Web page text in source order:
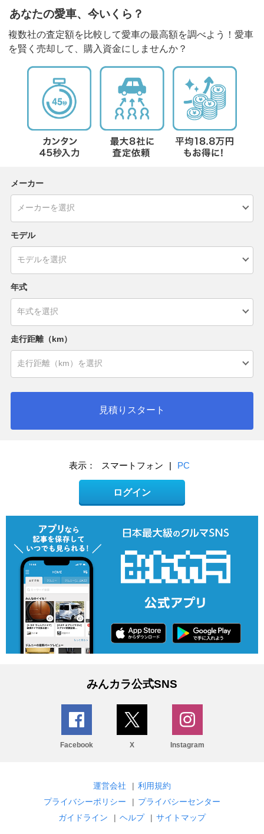
あなたの愛車、今いくら？
複数社の査定額を比較して愛車の最高額を調べよう！愛車
を賢く売却して、購入資金にしませんか？
メーカー
モデル
年式
走行距離（km）
見積りスタート
表示： スマートフォン | PC
ログイン
みんカラ公式SNS
Facebook X Instagram
運営会社 | 利用規約
プライバシーポリシー
| プライバシーセンター
ガイドライン
| ヘルプ | サイトマップ